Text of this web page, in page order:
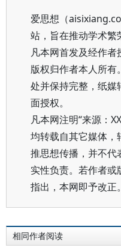
爱思想（
站，旨在推动学术繁
凡本网首发及经作者
版权归作者本人所有
处并保持完整，纸媒
面授权。
凡本网注明“来源：
均转载自其它媒体，
推思想传播，并不代
实性负责。若作者
指出，本网即予改正。
相同作者阅读